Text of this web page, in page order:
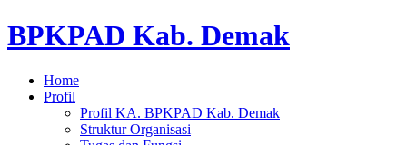
BPKPAD Kab. Demak
Home
Profil
Profil KA. BPKPAD Kab. Demak
Struktur Organisasi